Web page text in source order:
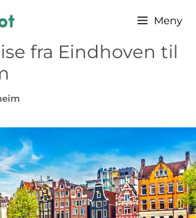
Meny
fra Eindhoven til